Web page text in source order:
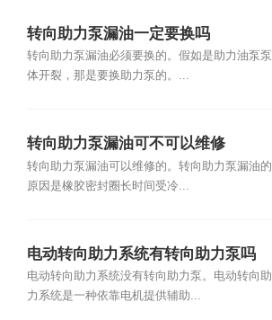
转向助力泵漏油一定要换吗
转向助力泵漏油必须要换的。假如是助力油泵泵
体开裂，那是要换助力泵的。...
转向助力泵漏油可不可以维修
转向助力泵漏油可以维修的。转向助力泵漏油的
原因是橡胶密封圈长时间受冷...
电动转向助力系统有转向助力泵吗
电动转向助力系统没有转向助力泵。电动转向助
力系统是一种依靠电机提供辅助...